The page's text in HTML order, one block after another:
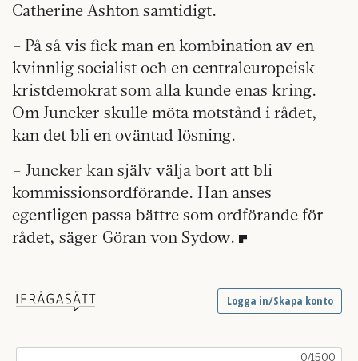
Catherine Ashton samtidigt.
– På så vis fick man en kombination av en
kvinnlig socialist och en centraleuropeisk
kristdemokrat som alla kunde enas kring.
Om Juncker skulle möta motstånd i ­rådet,
kan det bli en oväntad lösning.
– Juncker kan själv välja bort att bli
kommissionsordförande. Han anses
egentligen passa bättre som ordförande för
rådet, säger Göran von Sydow.